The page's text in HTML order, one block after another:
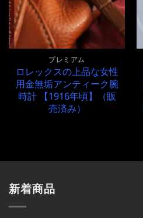
プレミアム
ロレックスの上品な女性
用金無垢アンティーク腕
時計 【1916年頃】（販
売済み）
新着商品